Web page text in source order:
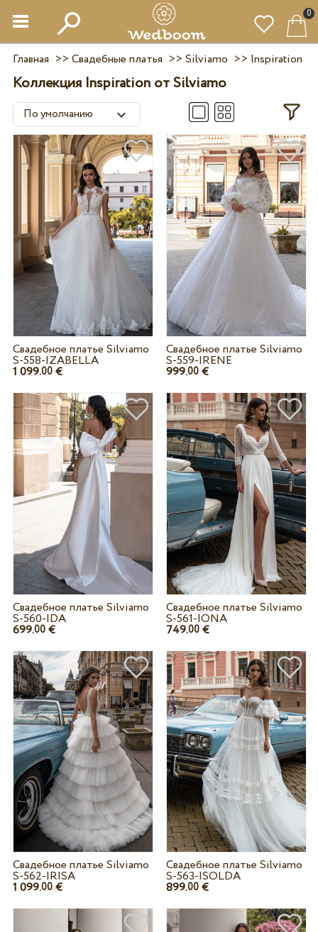
0
Главная >> Свадебные платья >> Silviamo >> Inspiration
Коллекция Inspiration от Silviamo
Свадебное платье Silviamo
S-558-IZABELLA
1 099.00€
Свадебное платье Silviamo
S-559-IRENE
999.00 €
Свадебное платье Silviamo
S-560-IDA
699.00€
Свадебное платье Silviamo
S-561-IONA
749.00 €
Свадебное платье Silviamo
S-562-IRISA
1 099.00€
Свадебное платье Silviamo
S-563-ISOLDA
899.00 €